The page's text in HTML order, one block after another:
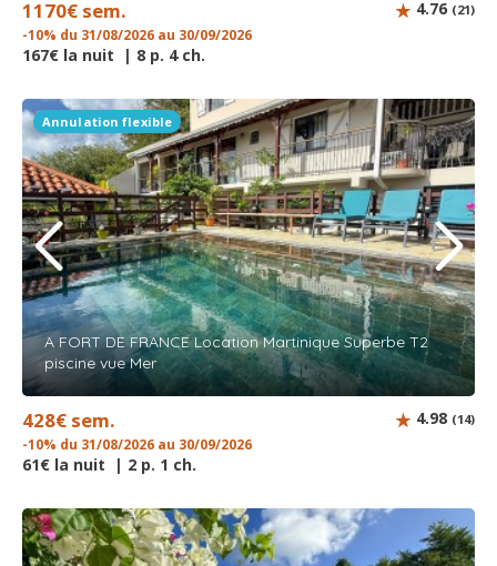
1170€ sem.
-10% du 31/08/2026 au 30/09/2026
167€ la nuit | 8 p. 4 ch.
4.76 (21)
Annulation flexible
A FORT DE FRANCE Location Martinique Superbe T2
piscine vue Mer
428€ sem.
-10% du 31/08/2026 au 30/09/2026
61€ la nuit | 2 p. 1 ch.
4.98 (14)